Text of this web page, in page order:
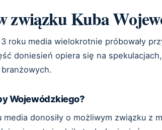
związku Kuba
roku media wielokrotnie próbowały
doniesień opiera się na
Wojewódzkiego?
media donosiły o możliwym związku z